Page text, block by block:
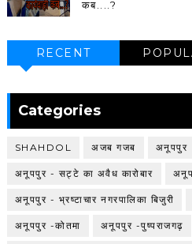
कब....?
RECENT
Categories
SHAHDOL अजब गजब अनूपपुर
अनूपपुर - सट्टे का अवैध कारोबार
अनूपपुर - भ्रष्टाचार नगरपालिका बिजुरी
अनूपपुर -कोतमा अनूपपुर -पुष्पराजगढ़